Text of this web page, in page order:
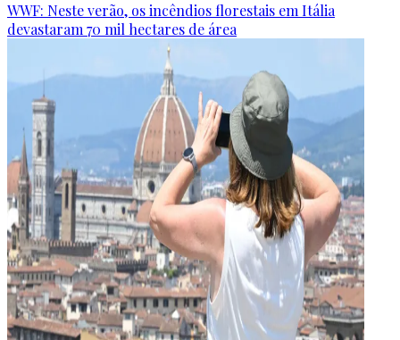
WWF: Neste verão, os incêndios florestais em Itália
devastaram 70 mil hectares de área